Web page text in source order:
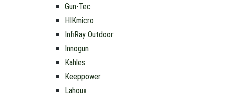
Gun-Tec
HIKmicro
InfiRay Outdoor
Innogun
Kahles
Keeppower
Lahoux